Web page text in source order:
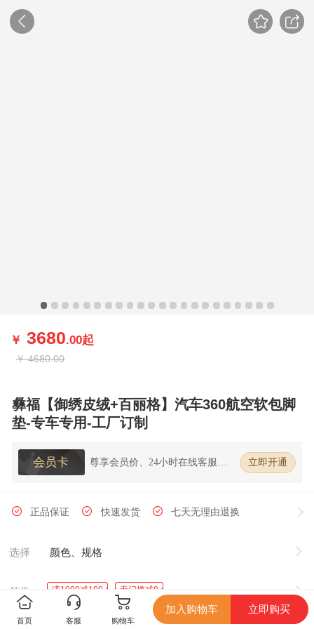
￥ 3680.00起
￥ 4680.00
彝福【御绣皮绒+百丽格】汽车360航空软包脚
垫-专车专用-工厂订制
会员卡
尊享会员价、24小时在线客服、7
立即开通
正品保证 快速发货 七天无理由退换
选择 颜色、规格
领券 满1000减100 无门槛减8
首页 客服 购物车
加入购物车 立即购买